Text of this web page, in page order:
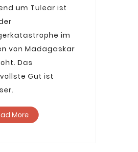
um Tulear ist
im
von Madagaskar
Das
Gut ist
More